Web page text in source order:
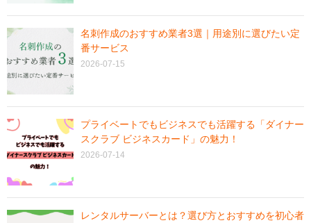
名刺作成のおすすめ業者3選｜用途別に選びたい定
番サービス
2026-07-15
プライベートでもビジネスでも活躍する「ダイナー
スクラブ ビジネスカード」の魅力！
2026-07-14
レンタルサーバーとは？選び方とおすすめを初心者